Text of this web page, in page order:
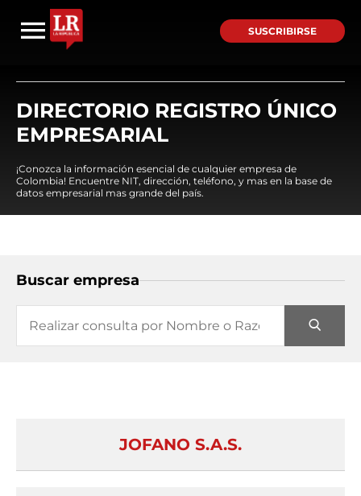
SUSCRIBIRSE
DIRECTORIO REGISTRO ÚNICO
EMPRESARIAL
¡Conozca la información esencial de cualquier empresa de
Colombia! Encuentre NIT, dirección, teléfono, y mas en la base de
datos empresarial mas grande del país.
Buscar empresa
JOFANO S.A.S.